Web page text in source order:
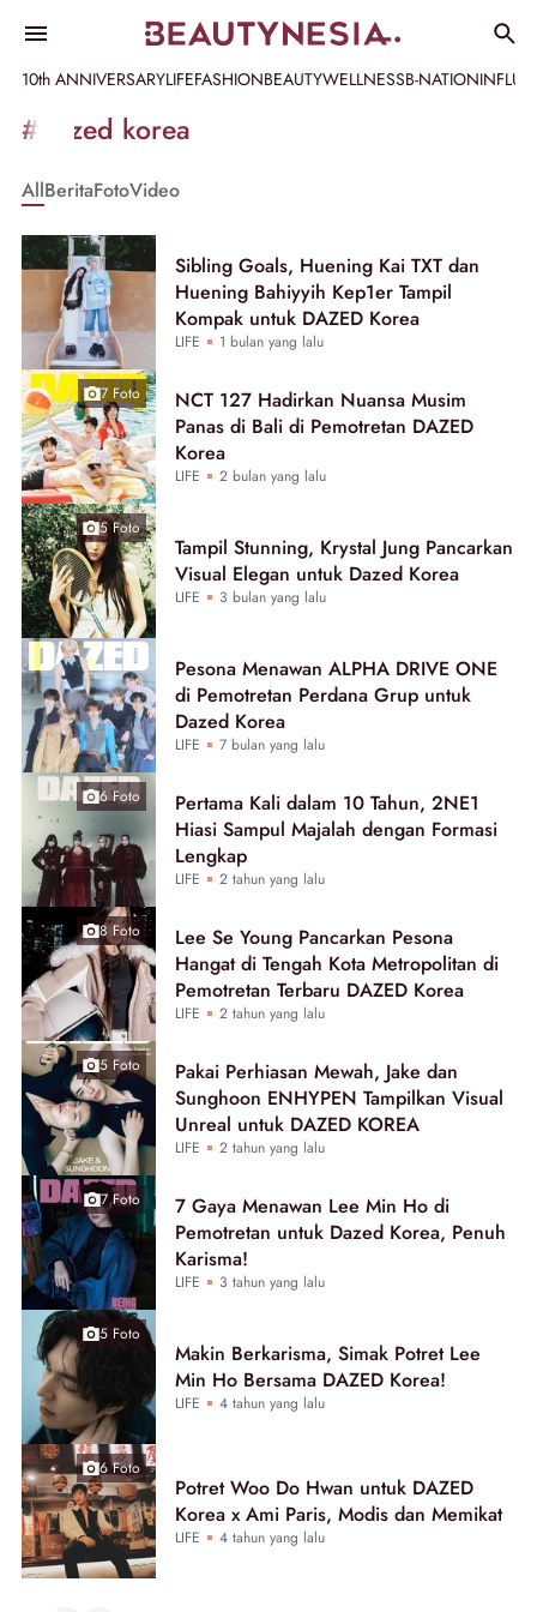
10th ANNIVERSARYLIFEFASHIONBEAUTYWELLNESSB-NATION
Informasi
[GET_DATA_TITLE]
Beautynesia
#dazed korea
AllBeritaFotoVideo
Sibling Goals, Huening Kai TXT dan
Huening Bahiyyih Kep1er Tampil
Kompak untuk DAZED Korea
LIFE 1 bulan yang lalu
7 Foto
NCT 127 Hadirkan Nuansa Musim
Panas di Bali di Pemotretan DAZED
Korea
LIFE 2 bulan yang lalu
5 Foto
Tampil Stunning, Krystal Jung Pancarkan
Visual Elegan untuk Dazed Korea
LIFE 3 bulan yang lalu
Pesona Menawan ALPHA DRIVE ONE
di Pemotretan Perdana Grup untuk
Dazed Korea
LIFE 7 bulan yang lalu
6 Foto
Pertama Kali dalam 10 Tahun, 2NE1
Hiasi Sampul Majalah dengan Formasi
Lengkap
LIFE 2 tahun yang lalu
8 Foto
Lee Se Young Pancarkan Pesona
Hangat di Tengah Kota Metropolitan di
Pemotretan Terbaru DAZED Korea
LIFE 2 tahun yang lalu
5 Foto
Pakai Perhiasan Mewah, Jake dan
Sunghoon ENHYPEN Tampilkan Visual
Unreal untuk DAZED KOREA
LIFE 2 tahun yang lalu
7 Foto
7 Gaya Menawan Lee Min Ho di
Pemotretan untuk Dazed Korea, Penuh
Karisma!
LIFE 3 tahun yang lalu
5 Foto
Makin Berkarisma, Simak Potret Lee
Min Ho Bersama DAZED Korea!
LIFE 4 tahun yang lalu
6 Foto
Potret Woo Do Hwan untuk DAZED
Korea x Ami Paris, Modis dan Memikat
LIFE 4 tahun yang lalu